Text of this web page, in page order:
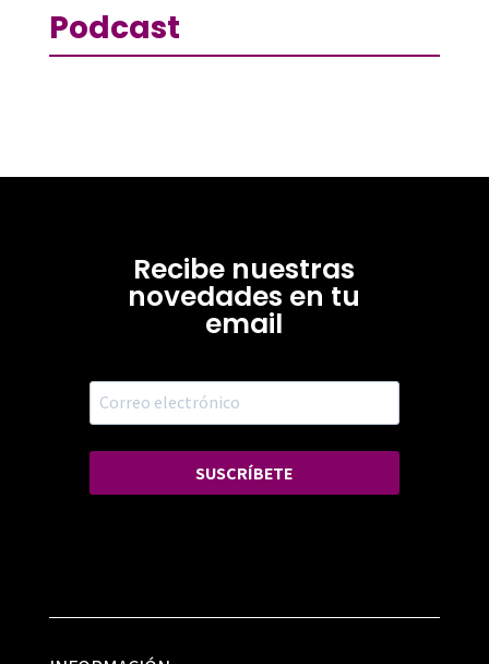
Podcast
Recibe nuestras
novedades en tu
email
SUSCRÍBETE